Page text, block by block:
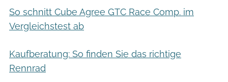
So schnitt Cube Agree GTC Race Comp. im
Vergleichstest ab
Kaufberatung: So finden Sie das richtige
Rennrad